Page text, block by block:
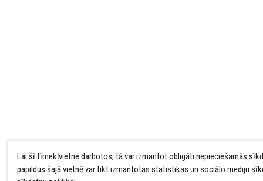
Lai šī tīmekļvietne darbotos, tā var izmantot obligāti nepieciešamās
papildus šajā vietnē var tikt izmantotas statistikas un sociālo mediju